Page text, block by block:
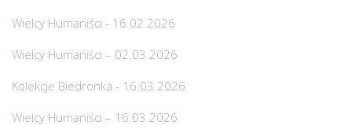
Wielcy Humaniści - 16.02.2026
Wielcy Humaniści – 02.03.2026
Kolekcje Biedronka - 16.03.2026
Wielcy Humaniści – 16.03.2026